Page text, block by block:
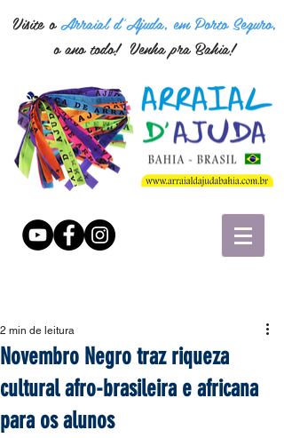
Visite oArraial d'Ajuda, em Porto Seguro,
o ano todo! Venha pra Bahia!
Novembro Negro traz riqueza
cultural afro-brasileira e africana
para os alunos
2 min de leitura